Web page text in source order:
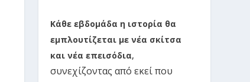
Κάθε εβδομάδα η ιστορία θα
εμπλουτίζεται με νέα σκίτσα
και νέα επεισόδια,
συνεχίζοντας από εκεί που